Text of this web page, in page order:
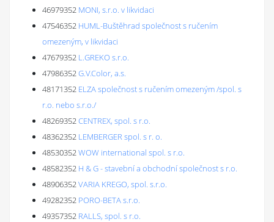
46979352 MONI, s.r.o. v likvidaci
47546352 HUML-Buštěhrad společnost s ručením
omezeným, v likvidaci
47679352 L.GREKO s.r.o.
47986352G.V.Color, a.s.
48171352 ELZA společnost s ručením omezeným /spol. s
r.o. nebo s.r.o./
48269352CENTREX, spol. s r.o.
48362352 LEMBERGER spol. s r. o.
48530352WOW international spol. s r.o.
48582352 H & G - stavební a obchodní společnost s r.o.
48906352VARIA KREGO, spol. s.r.o.
49282352 PORO-BETA s.r.o.
49357352 RALLS, spol. s r.o.